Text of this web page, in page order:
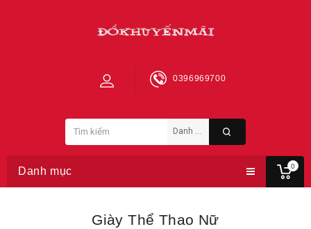
0
0396969700
Danh mục
Giày Thể Thao Nữ